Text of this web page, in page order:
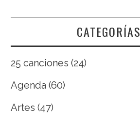
CATEGORÍAS
25 canciones (24)
Agenda (60)
Artes (47)